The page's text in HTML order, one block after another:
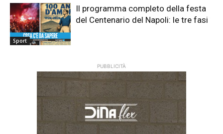
Sport
Il programma completo della festa
del Centenario del Napoli: le tre fasi
PUBBLICITÀ